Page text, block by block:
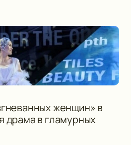
женщин» в
драма в гламурных